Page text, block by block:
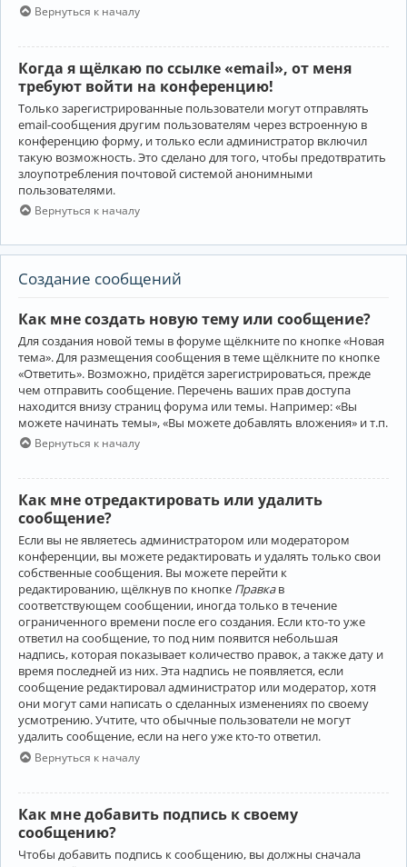
Вернуться к началу
Когда я щёлкаю по ссылке «email», от меня
требуют войти на конференцию!
Только зарегистрированные пользователи могут отправлять
email-сообщения другим пользователям через встроенную в
конференцию форму, и только если администратор включил
такую возможность. Это сделано для того, чтобы предотвратить
злоупотребления почтовой системой анонимными
пользователями.
Вернуться к началу
Создание сообщений
Как мне создать новую тему или сообщение?
Для создания новой темы в форуме щёлкните по кнопке «Новая
тема». Для размещения сообщения в теме щёлкните по кнопке
«Ответить». Возможно, придётся зарегистрироваться, прежде
чем отправить сообщение. Перечень ваших прав доступа
находится внизу страниц форума или темы. Например: «Вы
можете начинать темы», «Вы можете добавлять вложения» и т.п.
Вернуться к началу
Как мне отредактировать или удалить
сообщение?
Если вы не являетесь администратором или модератором
конференции, вы можете редактировать и удалять только свои
собственные сообщения. Вы можете перейти к
редактированию, щёлкнув по кнопке Правкав
соответствующем сообщении, иногда только в течение
ограниченного времени после его создания. Если кто-то уже
ответил на сообщение, то под ним появится небольшая
надпись, которая показывает количество правок, а также дату и
время последней из них. Эта надпись не появляется, если
сообщение редактировал администратор или модератор, хотя
они могут сами написать о сделанных изменениях по своему
усмотрению. Учтите, что обычные пользователи не могут
удалить сообщение, если на него уже кто-то ответил.
Вернуться к началу
Как мне добавить подпись к своему
сообщению?
Чтобы добавить подпись к сообщению, вы должны сначала